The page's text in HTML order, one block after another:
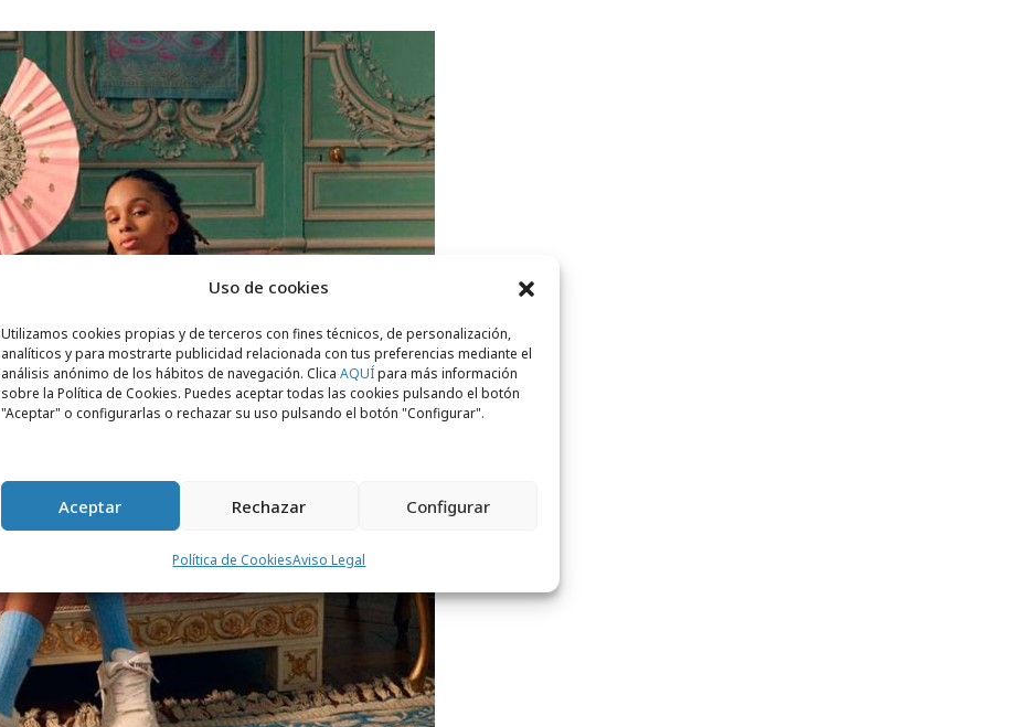
Uso de cookies
Utilizamos cookies propias y de terceros con fines técnicos, de personalización,
analíticos y para mostrarte publicidad relacionada con tus preferencias mediante el
análisis anónimo de los hábitos de navegación. Clica AQUÍpara más información
sobre la Política de Cookies. Puedes aceptar todas las cookies pulsando el botón
"Aceptar" o configurarlas o rechazar su uso pulsando el botón "Configurar".
Aceptar Rechazar Configurar
Política de CookiesAviso Legal